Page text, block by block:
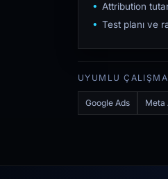
Attribution
Test planı ve
UYUMLU
Google Ads Meta